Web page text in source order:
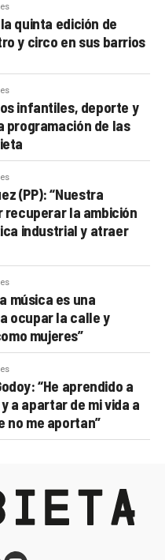
quinta edición de
y circo en sus barrios
infantiles, deporte y
programación de las
(PP): “Nuestra
recuperar la ambición
industrial y atraer
música es una
ocupar la calle y
mujeres”
“He aprendido a
a apartar de mi vida a
no me aportan”